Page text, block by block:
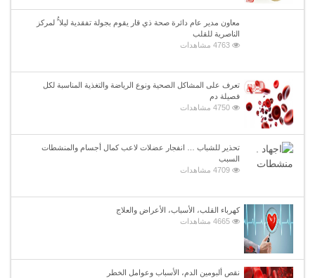
معاون مدير عام دائرة صحة ذي قار يقوم بجولة تفقدية ليلا ًُ لمركز
الناصرية للقلب
4763 مشاهدات
تعرف على المشاكل الصحية ونوع الرياضة والتغذية المناسبة لكل
فصيلة دم
4750 مشاهدات
تحذير للشباب … انفجار عضلات لاعب كمال أجسام والمنشطات
السبب
4709 مشاهدات
كهرباء القلب، الأسباب، الأعراض والعلاج
4665 مشاهدات
نقص ألبومين الدم، الأسباب وعوامل الخطر